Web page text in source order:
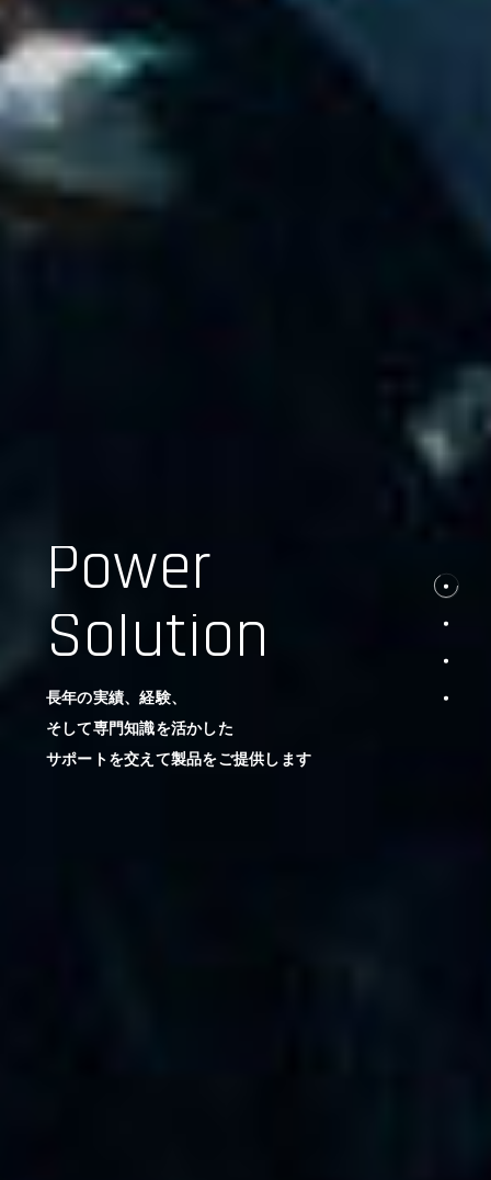
Power
Solution
長年の実績、経験、
そして専門知識を活かした
サポートを交えて製品をご提供します